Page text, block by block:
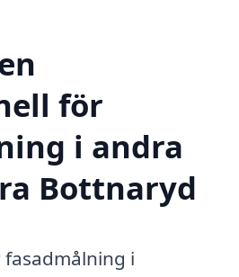
för
i andra
Bottnaryd
i